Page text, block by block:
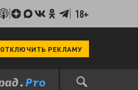
18+
ОТКЛЮЧИТЬ РЕКЛАМУ